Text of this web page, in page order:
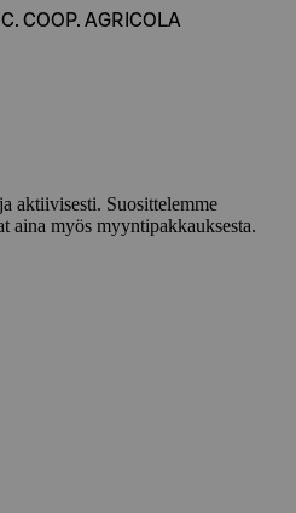
COOP. AGRICOLA
aktiivisesti. Suosittelemme
aina myös myyntipakkauksesta.